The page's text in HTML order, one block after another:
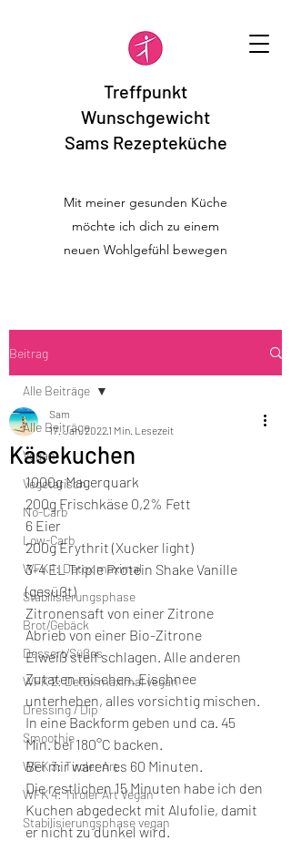
Treffpunkt
Wunschgewicht
Sams Rezepteküche
Mit meiner gesunden Küche
möchte ich dich zu einem
neuen Wohlgefühl bewegen
Beitrag
Alle Beiträge
Vegan
Vegetarisch
No-Carb
Low-Carb
WFK 1: Detox maximal
Stabilisierungsphase
Brot/Gebäck
Dessert/Süßes
WFK 2: Detox maximal vegan
Dressing / Dip
Smoothie
WFK 3: Tiroler Art
WFK 4: Tiroler Art Vegan
Stabilisierungsphase vegan
Alle Beiträge
Käsekuchen
Sam
17. Jan. 20221 Min. Lesezeit
1000g Magerquark
200g Frischkäse 0,2% Fett
6 Eier
200g Erythrit (Xucker light)
3-4 EL Triple Protein Shake Vanille
(gesüßt)
Zitronensaft von einer Zitrone
Abrieb von einer Bio-Zitrone
Eiweiß steif schlagen. Alle anderen
Zutaten mischen. Eischnee
unterheben, alles vorsichtig mischen.
In eine Backform geben und ca. 45
Min. bei 180°C backen.
Bei mir waren es 60 Minuten.
Die restlichen 15 Minuten habe ich den
Kuchen abgedeckt mit Alufolie, damit
er nicht zu dunkel wird.